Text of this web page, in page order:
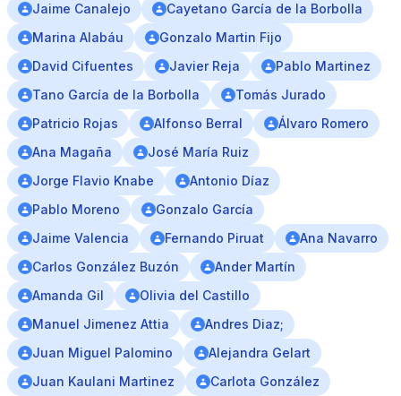
Jaime Canalejo
Cayetano García de la Borbolla
Marina Alabáu
Gonzalo Martin Fijo
David Cifuentes
Javier Reja
Pablo Martinez
Tano García de la Borbolla
Tomás Jurado
Patricio Rojas
Alfonso Berral
Álvaro Romero
Ana Magaña
José María Ruiz
Jorge Flavio Knabe
Antonio Díaz
Pablo Moreno
Gonzalo García
Jaime Valencia
Fernando Piruat
Ana Navarro
Carlos González Buzón
Ander Martín
Amanda Gil
Olivia del Castillo
Manuel Jimenez Attia
Andres Diaz;
Juan Miguel Palomino
Alejandra Gelart
Juan Kaulani Martinez
Carlota González